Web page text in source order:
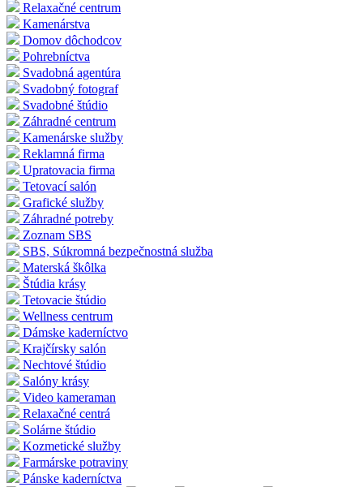
Relaxačné centrum
Kamenárstva
Domov dôchodcov
Pohrebníctva
Svadobná agentúra
Svadobný fotograf
Svadobné štúdio
Záhradné centrum
Kamenárske služby
Reklamná firma
Upratovacia firma
Tetovací salón
Grafické služby
Záhradné potreby
Zoznam SBS
SBS, Súkromná bezpečnostná služba
Materská škôlka
Štúdia krásy
Tetovacie štúdio
Wellness centrum
Dámske kaderníctvo
Krajčírsky salón
Nechtové štúdio
Salóny krásy
Video kameraman
Relaxačné centrá
Solárne štúdio
Kozmetické služby
Farmárske potraviny
Pánske kaderníctva